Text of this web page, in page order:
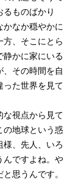
ものばかり
かなか穏やかに
方、そこにとら
静かに家にいる
その時間を自
った世界を見て
な視点から見て
の地球という惑
、先人、いろ
んですよね。や
思うんです。